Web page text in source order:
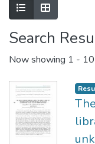
Search
Now showing 1 -